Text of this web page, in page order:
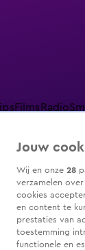
Films Radio
De
Jouw
Wij en onze 28
verzamelen
cookies
en content te
prestaties van
toestemming
functionele en